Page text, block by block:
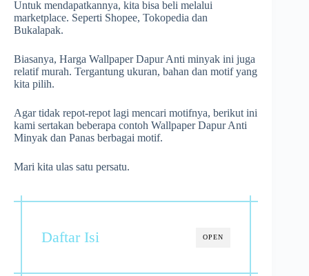
Untuk mendapatkannya, kita bisa beli melalui
marketplace. Seperti Shopee, Tokopedia dan
Bukalapak.
Biasanya, Harga Wallpaper Dapur Anti minyak ini juga
relatif murah. Tergantung ukuran, bahan dan motif yang
kita pilih.
Agar tidak repot-repot lagi mencari motifnya, berikut ini
kami sertakan beberapa contoh Wallpaper Dapur Anti
Minyak dan Panas berbagai motif.
Mari kita ulas satu persatu.
OPEN
Daftar Isi